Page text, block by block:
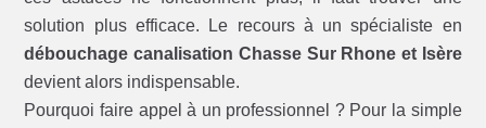
solution plus efficace. Le recours à un spécialiste en
débouchage canalisation Chasse Sur Rhone et Isère
devient alors indispensable.
Pourquoi faire appel à un professionnel ? Pour la simple